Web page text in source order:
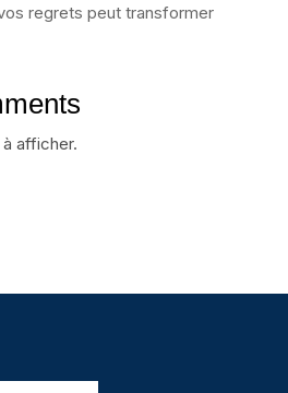
regrets peut transformer
afficher.